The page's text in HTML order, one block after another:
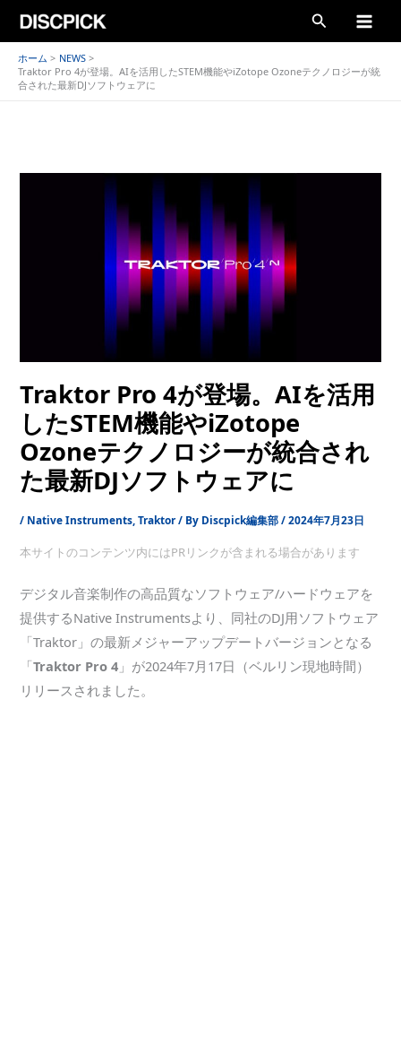
検
索
ホーム
NEWS
Traktor Pro 4が登場。AIを活用したSTEM機能やiZotope Ozoneテクノロジーが統
合された最新DJソフトウェアに
Traktor Pro 4が登場。AIを活用
したSTEM機能やiZotope
Ozoneテクノロジーが統合され
た最新DJソフトウェアに
/ Native Instruments,Traktor/ By Discpick編集部/2024年7月23日
本サイトのコンテンツ内にはPRリンクが含まれる場合があります
デジタル音楽制作の高品質なソフトウェア/ハードウェアを
提供するNative Instrumentsより、同社のDJ用ソフトウェア
「Traktor」の最新メジャーアップデートバージョンとなる
「Traktor Pro 4 」が2024年7月17日（ベルリン現地時間）
リリースされました。